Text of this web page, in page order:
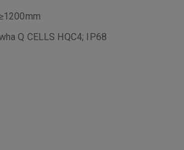
Q CELLS HQC4; IP68